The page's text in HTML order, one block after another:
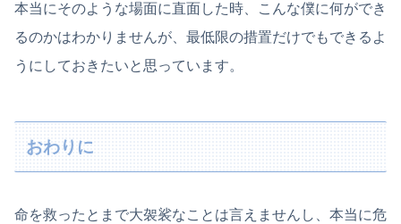
本当にそのような場面に直面した時、こんな僕に何ができ
るのかはわかりませんが、最低限の措置だけでもできるよ
うにしておきたいと思っています。
おわりに
命を救ったとまで大袈裟なことは言えませんし、本当に危